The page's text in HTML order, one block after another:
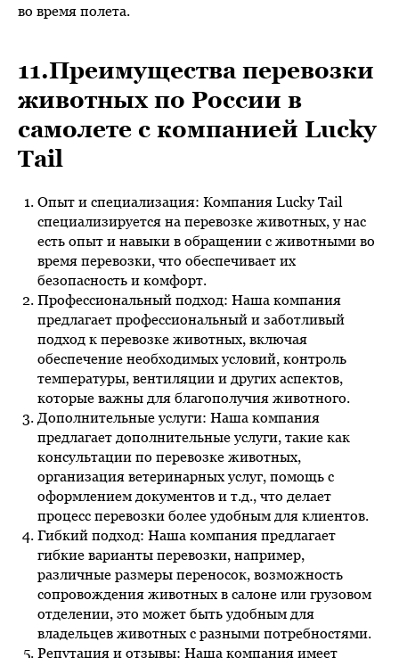
во время полета.
11.Преимущества перевозки
животных по России в
самолете с компанией Lucky
Tail
Опыт и специализация: Компания Lucky Tail
специализируется на перевозке животных, у нас
есть опыт и навыки в обращении с животными во
время перевозки, что обеспечивает их
безопасность и комфорт.
Профессиональный подход: Наша компания
предлагает профессиональный и заботливый
подход к перевозке животных, включая
обеспечение необходимых условий, контроль
температуры, вентиляции и других аспектов,
которые важны для благополучия животного.
Дополнительные услуги: Наша компания
предлагает дополнительные услуги, такие как
консультации по перевозке животных,
организация ветеринарных услуг, помощь с
оформлением документов и т.д., что делает
процесс перевозки более удобным для клиентов.
Гибкий подход: Наша компания предлагает
гибкие варианты перевозки, например,
различные размеры переносок, возможность
сопровождения животных в салоне или грузовом
отделении, это может быть удобным для
владельцев животных с разными потребностями.
Репутация и отзывы: Наша компания имеет